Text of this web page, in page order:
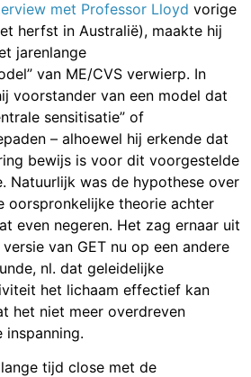
met Professor Lloyd vorige
herfst in Australië), maakte hij
jarenlange
van ME/CVS verwierp. In
voorstander van een model dat
sensitisatie” of
– alhoewel hij erkende dat
bewijs is voor dit voorgestelde
Natuurlijk was de hypothese over
oorspronkelijke theorie achter
even negeren. Het zag ernaar uit
van GET nu op een andere
nl. dat geleidelijke
het lichaam effectief kan
het niet meer overdreven
inspanning.
tijd close met de